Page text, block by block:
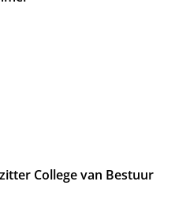
College van Bestuur